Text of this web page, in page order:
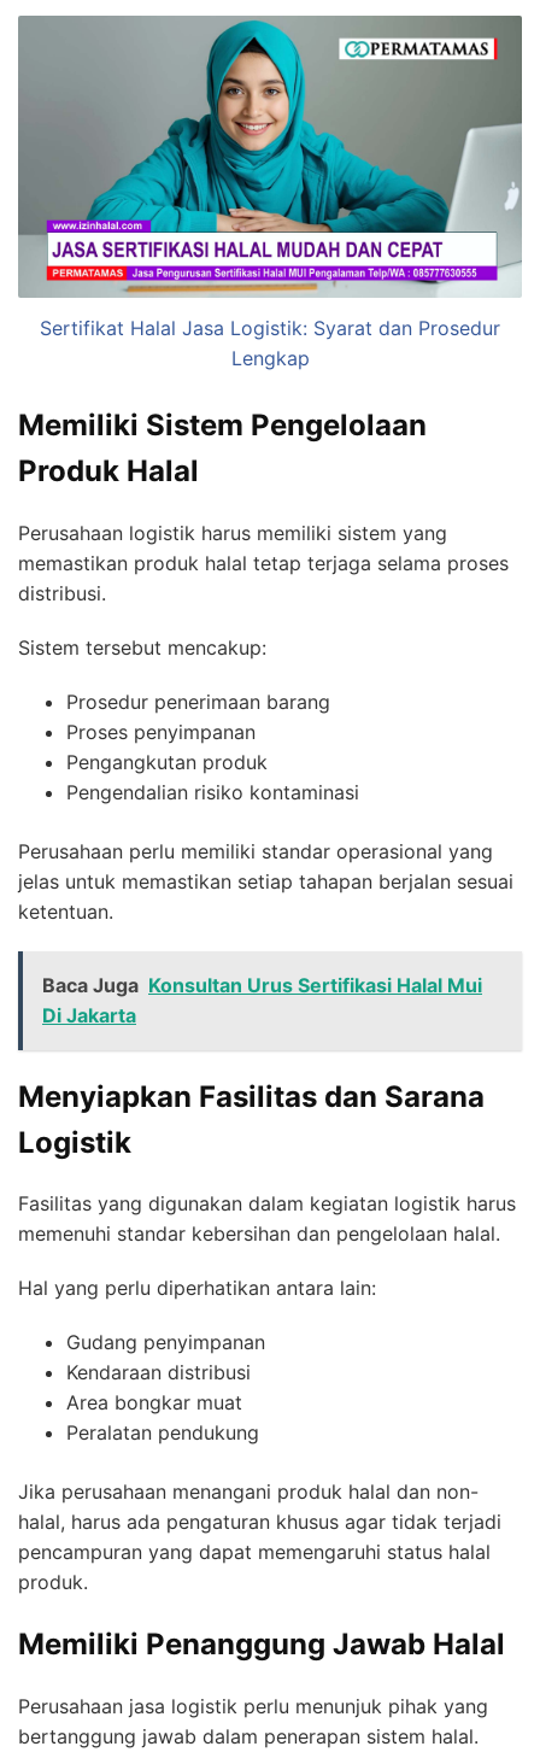
Sertifikat Halal Jasa Logistik: Syarat dan Prosedur
Lengkap
Memiliki Sistem Pengelolaan
Produk Halal
Perusahaan logistik harus memiliki sistem yang
memastikan produk halal tetap terjaga selama proses
distribusi.
Sistem tersebut mencakup:
Prosedur penerimaan barang
Proses penyimpanan
Pengangkutan produk
Pengendalian risiko kontaminasi
Perusahaan perlu memiliki standar operasional yang
jelas untuk memastikan setiap tahapan berjalan sesuai
ketentuan.
Baca Juga Konsultan Urus Sertifikasi Halal Mui
Di Jakarta
Menyiapkan Fasilitas dan Sarana
Logistik
Fasilitas yang digunakan dalam kegiatan logistik harus
memenuhi standar kebersihan dan pengelolaan halal.
Hal yang perlu diperhatikan antara lain:
Gudang penyimpanan
Kendaraan distribusi
Area bongkar muat
Peralatan pendukung
Jika perusahaan menangani produk halal dan non-
halal, harus ada pengaturan khusus agar tidak terjadi
pencampuran yang dapat memengaruhi status halal
produk.
Memiliki Penanggung Jawab Halal
Perusahaan jasa logistik perlu menunjuk pihak yang
bertanggung jawab dalam penerapan sistem halal.